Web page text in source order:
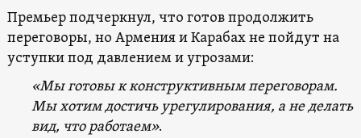
Премьер подчеркнул, что готов продолжить
переговоры, но Армения и Карабах не пойдут на
уступки под давлением и угрозами:
«Мы готовы к конструктивным переговорам.
Мы хотим достичь урегулирования, а не делать
вид, что работаем».